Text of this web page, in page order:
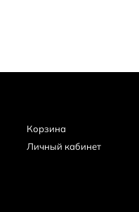
Корзина
Личный кабинет